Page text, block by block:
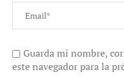
Guarda mi nombre,
este navegador para la